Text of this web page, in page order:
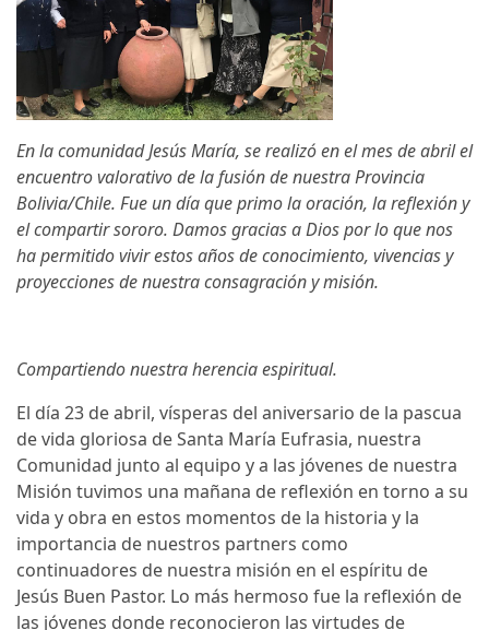
En la comunidad Jesús María, se realizó en el mes de abril el
encuentro valorativo de la fusión de nuestra Provincia
Bolivia/Chile. Fue un día que primo la oración, la reflexión y
el compartir sororo. Damos gracias a Dios por lo que nos
ha permitido vivir estos años de conocimiento, vivencias y
proyecciones de nuestra consagración y misión.
Compartiendo nuestra herencia espiritual.
El día 23 de abril, vísperas del aniversario de la pascua
de vida gloriosa de Santa María Eufrasia, nuestra
Comunidad junto al equipo y a las jóvenes de nuestra
Misión tuvimos una mañana de reflexión en torno a su
vida y obra en estos momentos de la historia y la
importancia de nuestros partners como
continuadores de nuestra misión en el espíritu de
Jesús Buen Pastor. Lo más hermoso fue la reflexión de
las jóvenes donde reconocieron las virtudes de